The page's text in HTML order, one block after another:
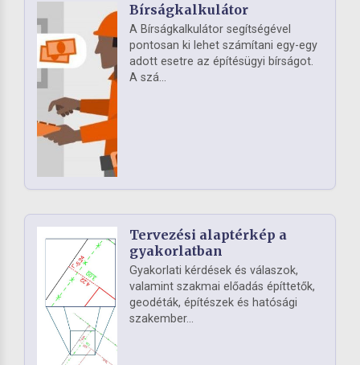
Bírságkalkulátor
A Bírságkalkulátor segítségével
pontosan ki lehet számítani egy-egy
adott esetre az építésügyi bírságot.
A szá...
Tervezési alaptérkép a
gyakorlatban
Gyakorlati kérdések és válaszok,
valamint szakmai előadás építtetők,
geodéták, építészek és hatósági
szakember...